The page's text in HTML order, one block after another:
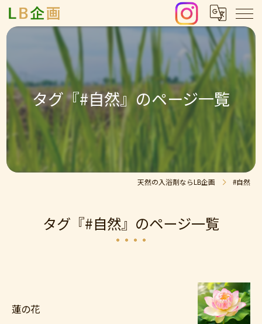
タグ『#自然』のページ一覧
天然の入浴剤ならLB企画 #自然
タグ『#自然』のページ一覧
蓮の花